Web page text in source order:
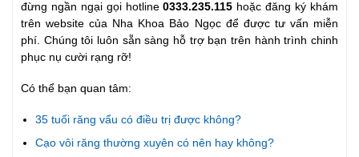
đừng ngần ngại gọi hotline0333.235.115 hoặc đăng ký khám
trên website của Nha Khoa Bảo Ngọc để được tư vấn miễn
phí. Chúng tôi luôn sẵn sàng hỗ trợ bạn trên hành trình chinh
phục nụ cười rạng rỡ!
Có thể bạn quan tâm:
35 tuổi răng vẩu có điều trị được không?
Cạo vôi răng thường xuyên có nên hay không?